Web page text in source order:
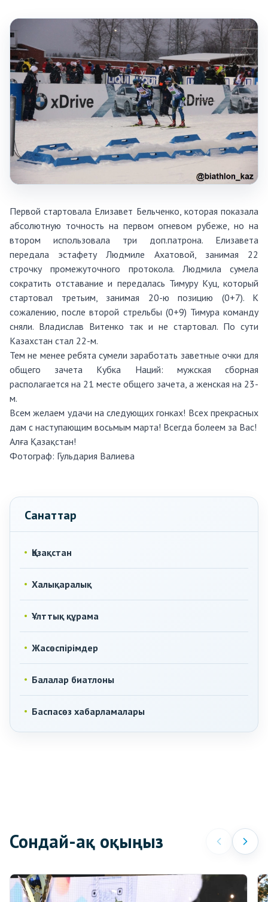
Первой стартовала Елизавет Бельченко, которая показала
абсолютную точность на первом огневом рубеже, но на
втором использовала три доп.патрона. Елизавета
передала эстафету Людмиле Ахатовой, занимая 22
строчку промежуточного протокола. Людмила сумела
сократить отставание и передалась Тимуру Куц, который
стартовал третьим, занимая 20-ю позицию (0+7). К
сожалению, после второй стрельбы (0+9) Тимура команду
сняли. Владислав Витенко так и не стартовал. По сути
Казахстан стал 22-м.
Тем не менее ребята сумели заработать заветные очки для
общего зачета Кубка Наций: мужская сборная
располагается на 21 месте общего зачета, а женская на 23-
м.
Всем желаем удачи на следующих гонках! Всех прекрасных
дам с наступающим восьмым марта! Всегда болеем за Вас!
Алға Қазақстан!
Фотограф: Гульдария Валиева
Санаттар
Қазақстан
Халықаралық
Ұлттық құрама
Жасөспірімдер
Балалар биатлоны
Баспасөз хабарламалары
Сондай-ақ оқыңыз